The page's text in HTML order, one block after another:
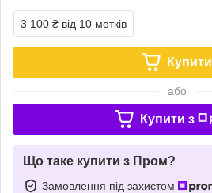
3 100 ₴ від 10 мотків
Купити
або
Купити з
Що таке купити з Пром?
Замовлення під захистом